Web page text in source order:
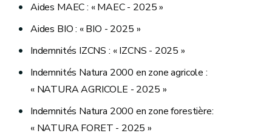
Aides MAEC : « MAEC - 2025 »
Aides BIO : « BIO - 2025 »
Indemnités IZCNS : « IZCNS - 2025 »
Indemnités Natura 2000 en zone agricole :
« NATURA AGRICOLE - 2025 »
Indemnités Natura 2000 en zone forestière:
« NATURA FORET - 2025 »